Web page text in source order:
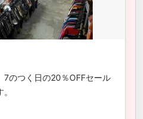
7のつく日の20％OFFセール